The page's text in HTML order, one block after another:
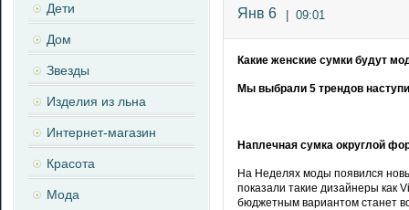
Янв 6 09:01
Какие женские сумки будут
Мы выбрали 5 трендов
Наплечная сумка округлой
На Неделях моды появился
показали такие дизайнеры как
бюджетным вариантом станет
Дети
Дом
Звезды
Изделия из льна
Интернет-магазин
Красота
Мода